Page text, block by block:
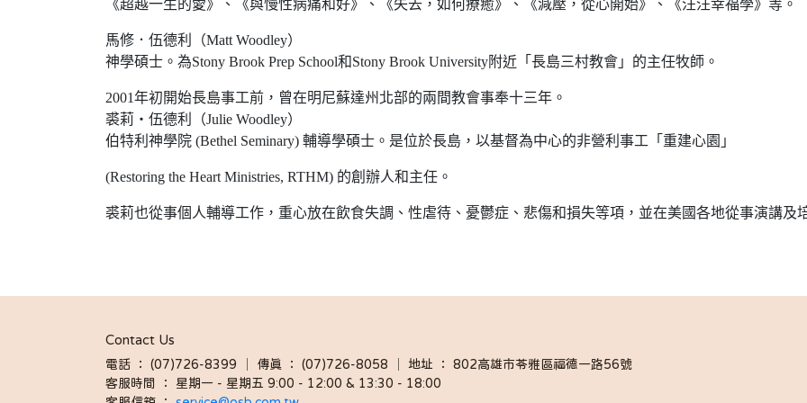
《超越一生的愛》、《與慢性病痛和好》、《失去，如何療癒》、《減壓，從心開始》、《汪汪幸福學》等。
馬修．伍德利（Matt Woodley）
神學碩士。為Stony Brook Prep School和Stony Brook University附近「長島三村教會」的主任牧師。
2001年初開始長島事工前，曾在明尼蘇達州北部的兩間教會事奉十三年。
裘莉‧伍德利（Julie Woodley）
伯特利神學院 (Bethel Seminary) 輔導學碩士。是位於長島，以基督為中心的非營利事工「重建心園」
(Restoring the Heart Ministries, RTHM) 的創辦人和主任。
裘莉也從事個人輔導工作，重心放在飲食失調、性虐待、憂鬱症、悲傷和損失等項，並在美國各地從事演講及
Contact Us
電話 ： (07)726-8399 │ 傳真 ： (07)726-8058 │ 地址 ： 802高雄市苓雅區福德一路56號
客服時間 ： 星期一 - 星期五 9:00 - 12:00 & 13:30 - 18:00